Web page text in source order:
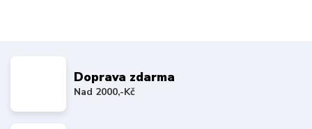
Doprava zdarma
Nad 2000,-Kč